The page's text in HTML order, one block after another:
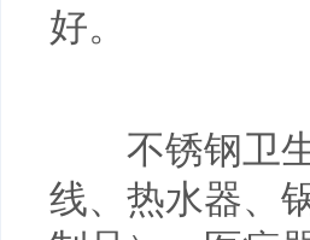
好。
不锈钢卫
线、热水器、